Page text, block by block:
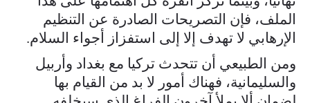
الملف، فإن التصريحات الصادرة عن التنظيم
الإرهابي لا تهدف إلا إلى استفزاز أجواء السلام.
ومن الطبيعي أن تتحدث تركيا مع بغداد وأربيل
والسليمانية، فهناك أمور لا بد من القيام بها